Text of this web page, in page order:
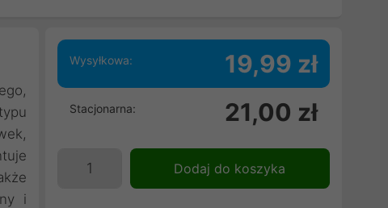
i
Wysyłkowa: 19,99 zł
Stacjonarna: 21,00 zł
Dodaj do koszyka